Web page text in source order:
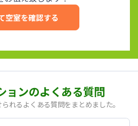
空室を確認する
ョンのよくある質問
れるよくある質問をまとめました。